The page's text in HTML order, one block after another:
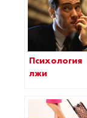
Психология
лжи